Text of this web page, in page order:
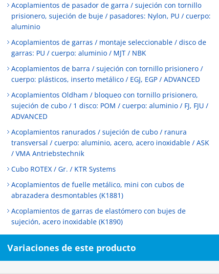
Acoplamientos de pasador de garra / sujeción con tornillo
prisionero, sujeción de buje / pasadores: Nylon, PU / cuerpo:
aluminio
Acoplamientos de garras / montaje seleccionable / disco de
garras: PU / cuerpo: aluminio / MJT / NBK
Acoplamientos de barra / sujeción con tornillo prisionero /
cuerpo: plásticos, inserto metálico / EGJ, EGP / ADVANCED
Acoplamientos Oldham / bloqueo con tornillo prisionero,
sujeción de cubo / 1 disco: POM / cuerpo: aluminio / FJ, FJU /
ADVANCED
Acoplamientos ranurados / sujeción de cubo / ranura
transversal / cuerpo: aluminio, acero, acero inoxidable / ASK
/ VMA Antriebstechnik
Cubo ROTEX / Gr. / KTR Systems
Acoplamientos de fuelle metálico, mini con cubos de
abrazadera desmontables (K1881)
Acoplamientos de garras de elastómero con bujes de
sujeción, acero inoxidable (K1890)
Variaciones de este producto